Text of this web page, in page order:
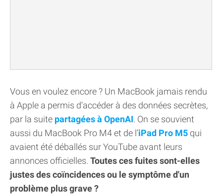
Vous en voulez encore ? Un MacBook jamais rendu
à Apple a permis d’accéder à des données secrètes,
par la suite partagées à OpenAI. On se souvient
aussi du MacBook Pro M4 et de l’iPad Pro M5 qui
avaient été déballés sur YouTube avant leurs
annonces officielles. Toutes ces fuites sont-elles
justes des coïncidences ou le symptôme d'un
problème plus grave ?